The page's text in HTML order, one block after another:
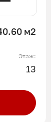
м2
Этаж:
13